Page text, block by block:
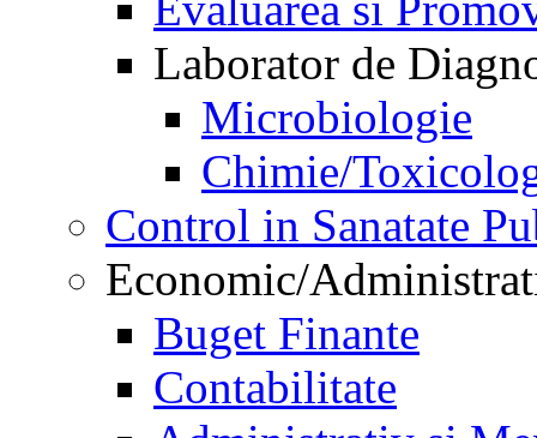
Laborator de
Microbiologie
Chimie/
Control in Sanatate
Economic/
Buget Finante
Contabilitate